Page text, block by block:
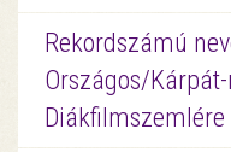
Rekordszámú
Országos/
Diákfilmszemlére